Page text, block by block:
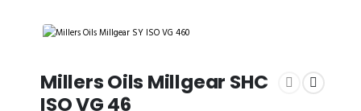
Millers Oils Millgear SHC
ISO VG 46